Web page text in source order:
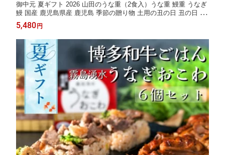
御中元 夏ギフト 2026 山田のうな重（2食入）うな重 鰻重 うなぎ
鰻 国産 鹿児島県産 鹿児島 季節の贈り物 土用の丑の日 丑の日 誕
生日 誕生日プレゼント ギフト 御礼 お礼 御祝 お祝い 御祝 内祝い
内祝 お返し お祝い返し 御見舞 御挨拶 ごあいさつ 粗品 寸志 志
5,480 円